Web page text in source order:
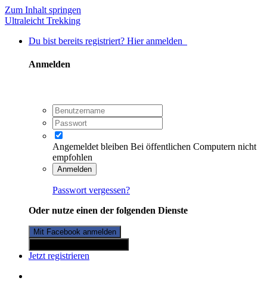
Zum Inhalt springen
Ultraleicht Trekking
Du bist bereits registriert? Hier anmelden
Anmelden
Angemeldet bleiben Bei öffentlichen Computern nicht
empfohlen
Anmelden
Passwort vergessen?
Oder nutze einen der folgenden Dienste
Mit Facebook anmelden
Jetzt registrieren